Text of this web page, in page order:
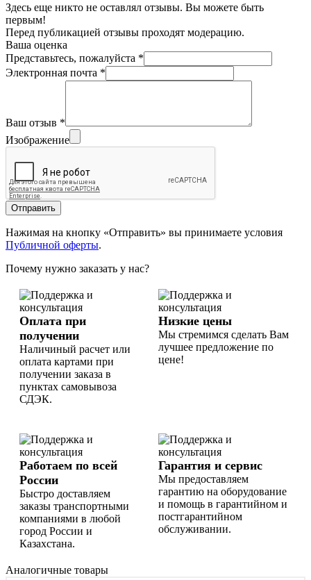
Здесь еще никто не оставлял отзывы. Вы можете быть
первым!
Перед публикацией отзывы проходят модерацию.
Ваша оценка
Представьтесь, пожалуйста *
Электронная почта *
Ваш отзыв *
Изображение
Отправить
Нажимая на кнопку «Отправить» вы принимаете условия
Публичной оферты.
Почему нужно заказать у нас?
Оплата при
получении
Наличиный расчет или
оплата картами при
получении заказа в
пунктах самовывоза
СДЭК.
Низкие цены
Мы стремимся сделать Вам
лучшее предложение по
цене!
Работаем по всей
России
Быстро доставляем
заказы транспортными
компаниями в любой
город России и
Казахстана.
Гарантия и сервис
Мы предоставляем
гарантию на оборудование
и помощь в гарантийном и
постгарантийном
обслуживании.
Аналогичные товары